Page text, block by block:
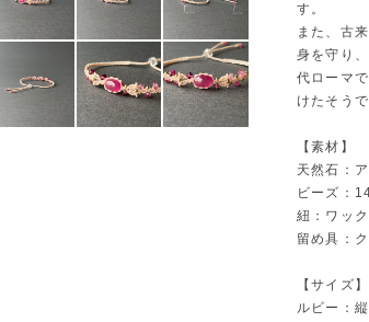
す。
また、古
身を守り
代ローマ
けたそうで
【素材】
天然石：
ビーズ：
紐：ワッ
留め具：
【サイズ】
ルビー：